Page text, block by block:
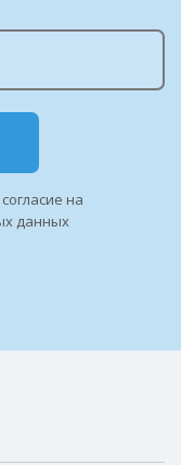
на
данных